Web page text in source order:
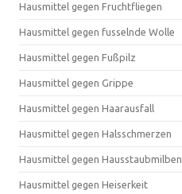
Hausmittel gegen Fruchtfliegen
Hausmittel gegen fusselnde Wolle
Hausmittel gegen Fußpilz
Hausmittel gegen Grippe
Hausmittel gegen Haarausfall
Hausmittel gegen Halsschmerzen
Hausmittel gegen Hausstaubmilben
Hausmittel gegen Heiserkeit